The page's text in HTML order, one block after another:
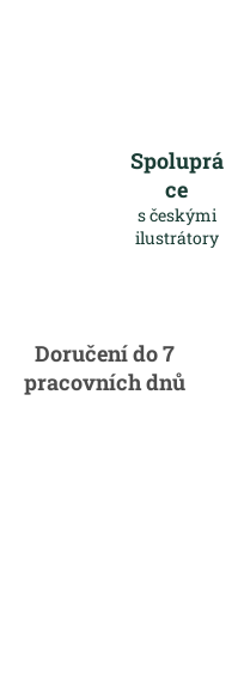
Spoluprá
ce
s českými
ilustrátory
Doručení do 7
pracovních dnů